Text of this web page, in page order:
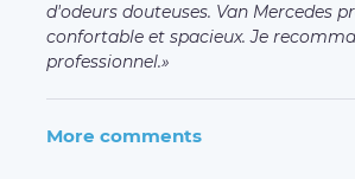
d'odeurs douteuses. Van Mercedes
confortable et spacieux. Je
professionnel.
More comments